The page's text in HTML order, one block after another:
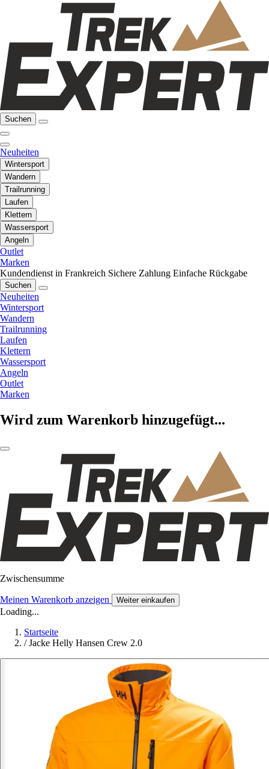
Suchen
Neuheiten
Wintersport
Wandern
Trailrunning
Laufen
Klettern
Wassersport
Angeln
Outlet
Marken
Kundendienst in Frankreich Sichere Zahlung Einfache Rückgabe
Suchen
Neuheiten
Wintersport
Wandern
Trailrunning
Laufen
Klettern
Wassersport
Angeln
Outlet
Marken
Wird zum Warenkorb hinzugefügt...
Zwischensumme
Meinen Warenkorb anzeigen Weiter einkaufen
Loading...
Startseite
/ Jacke Helly Hansen Crew 2.0